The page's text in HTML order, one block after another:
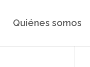
Quiénes somos